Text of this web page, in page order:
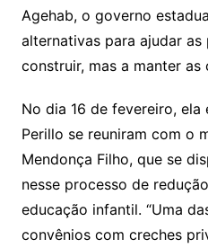
Agehab, o governo
alternativas para ajudar
construir, mas a manter as
No dia 16 de fevereiro,
Perillo se reuniram com o
Mendonça Filho, que se
nesse processo de
educação infantil. “Uma
convênios com creches